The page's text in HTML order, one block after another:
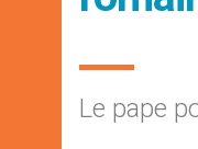
Le pape